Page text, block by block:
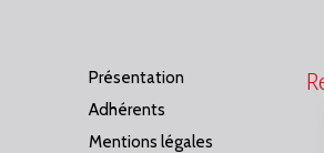
Présentation
Adhérents
Mentions légales